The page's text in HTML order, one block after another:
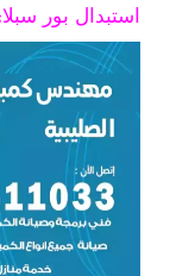
استبدال بور